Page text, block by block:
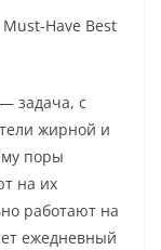
Have Best
задача, с
жирной и
поры
на их
работают на
ежедневный